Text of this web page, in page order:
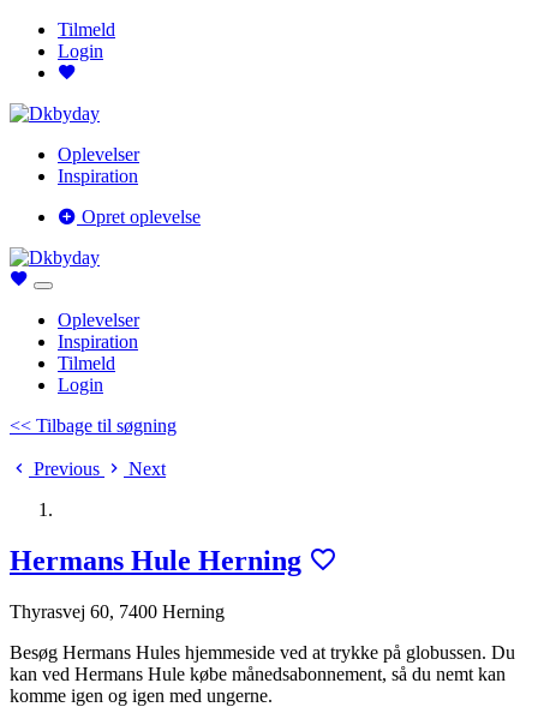
Tilmeld
Login
Oplevelser
Inspiration
Opret oplevelse
Oplevelser
Inspiration
Tilmeld
Login
<< Tilbage til søgning
Previous Next
Hermans Hule Herning
Thyrasvej 60, 7400 Herning
Besøg Hermans Hules hjemmeside ved at trykke på globussen. Du
kan ved Hermans Hule købe månedsabonnement, så du nemt kan
komme igen og igen med ungerne.